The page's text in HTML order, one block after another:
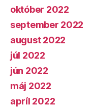
október 2022
september 2022
august 2022
júl 2022
jún 2022
máj 2022
apríl 2022